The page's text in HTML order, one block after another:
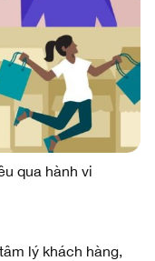
qua hành vi
lý khách hàng,